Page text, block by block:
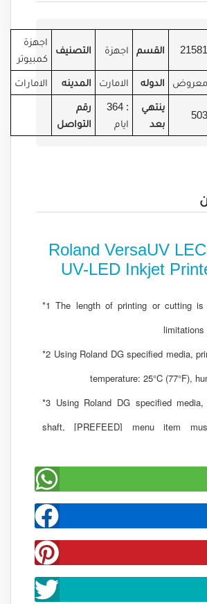
21581 القسم اجهزة التصنيف
اجهزة
كمبيوتر
معروض الدوله الامارت المدينه الامارات
503
ينتهي
بعد
: 364
ايام
رقم
التواصل
Roland VersaUV
UV-LED Inkjet
*1 The length of printing or cutting
limitations
*2 Using Roland DG specified media,
temperature: 25°C (77°F),
*3 Using Roland DG specified
shaft, [PREFEED] menu item
“ENABLE,” with 25 mm or more for
margins and 35 mm or more front
Laser